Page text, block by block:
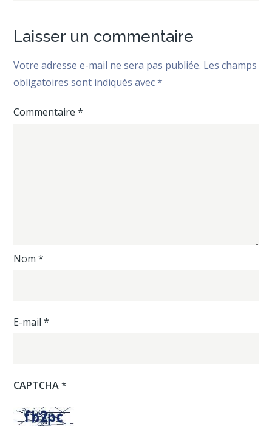
Laisser un commentaire
Votre adresse e-mail ne sera pas publiée. Les champs
obligatoires sont indiqués avec*
Commentaire*
Nom*
E-mail*
CAPTCHA*